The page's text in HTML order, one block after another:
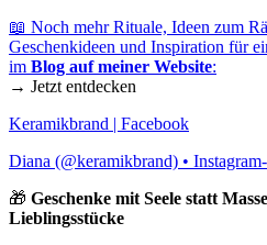
📖 Noch mehr Rituale, Ideen zum
Geschenkideen und Inspiration für
im Blog auf meiner Website:
→ Jetzt entdecken
Keramikbrand | Facebook
Diana (@keramikbrand) •
🎁 Geschenke mit Seele statt
Lieblingsstücke